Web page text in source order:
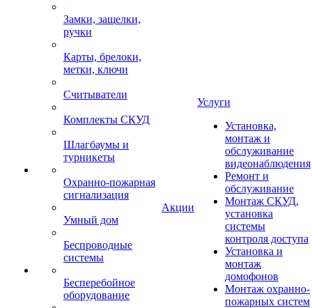
Замки, защелки,
ручки
Карты, брелоки,
метки, ключи
Считыватели
Комплекты СКУД
Шлагбаумы и
турникеты
Охранно-пожарная
сигнализация
Умный дом
Беспроводные
системы
Бесперебойное
оборудование
Акции
Услуги
Установка,
монтаж и
обслуживание
видеонаблюдения
Ремонт и
обслуживание
Монтаж СКУД,
установка
системы
контроля доступа
Установка и
монтаж
домофонов
Монтаж охранно-
пожарных систем